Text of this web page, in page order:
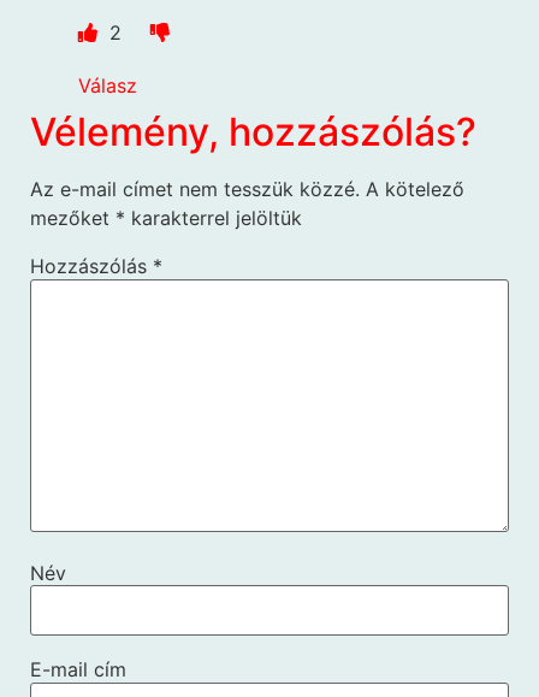
2
Válasz
Vélemény, hozzászólás?
Az e-mail címet nem tesszük közzé. A kötelező
mezőket * karakterrel jelöltük
Hozzászólás *
Név
E-mail cím